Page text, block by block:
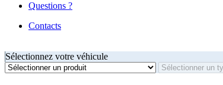
Questions ?
Contacts
Sélectionnez votre véhicule